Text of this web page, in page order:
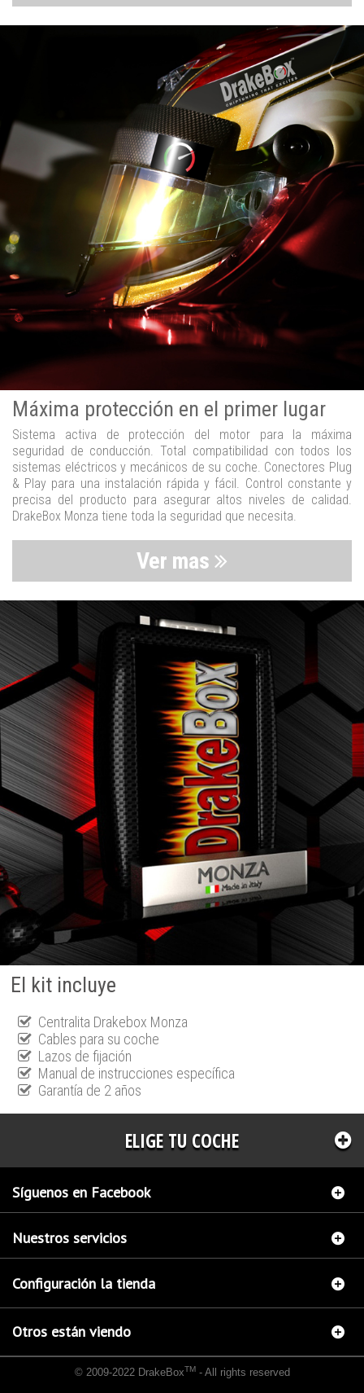
Máxima protección en el primer lugar
Sistema activa de protección del motor para la máxima
seguridad de conducción. Total compatibilidad con todos los
sistemas eléctricos y mecánicos de su coche. Conectores Plug
& Play para una instalación rápida y fácil. Control constante y
precisa del producto para asegurar altos niveles de calidad.
DrakeBox Monza tiene toda la seguridad que necesita.
Ver mas
El kit incluye
Centralita Drakebox Monza
Cables para su coche
Lazos de fijación
Manual de instrucciones específica
Garantía de 2 años
ELIGE TU COCHE
Síguenos en Facebook
Nuestros servicios
Configuración la tienda
Otros están viendo
© 2009-2022 DrakeBoxTM- All rights reserved